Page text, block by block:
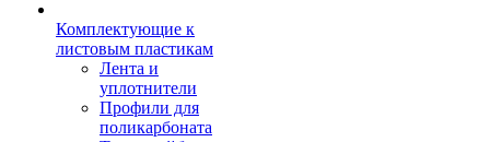
Комплектующие к
листовым пластикам
Лента и
уплотнители
Профили для
поликарбоната